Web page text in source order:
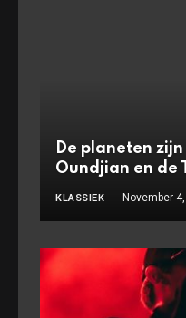
De planeten
Oundjian en de
KLASSIEK November